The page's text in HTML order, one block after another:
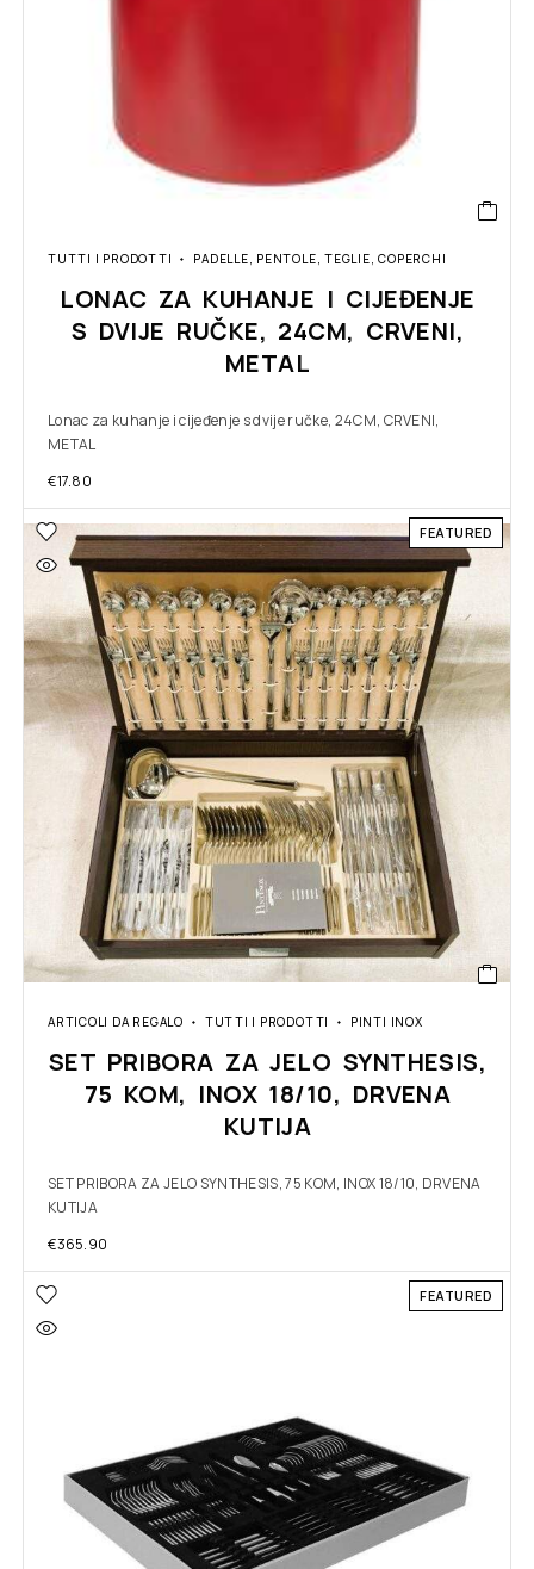
TUTTI I PRODOTTI PADELLE, PENTOLE, TEGLIE, COPERCHI
LONAC ZA KUHANJE I CIJEĐENJE
S DVIJE RUČKE, 24CM, CRVENI,
METAL
Lonac za kuhanje i cijeđenje s dvije ručke, 24CM, CRVENI,
METAL
€17.80
FEATURED
ARTICOLI DA REGALO TUTTI I PRODOTTI PINTI INOX
SET PRIBORA ZA JELO SYNTHESIS,
75 KOM, INOX 18/10, DRVENA
KUTIJA
SET PRIBORA ZA JELO SYNTHESIS, 75 KOM, INOX 18/10, DRVENA
KUTIJA
€365.90
FEATURED